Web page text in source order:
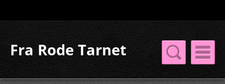
Fra Rode Tarnet